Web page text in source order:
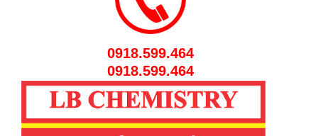
0918.599.464
0918.599.464